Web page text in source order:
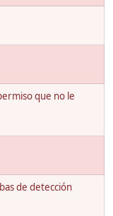
que no le
de detección